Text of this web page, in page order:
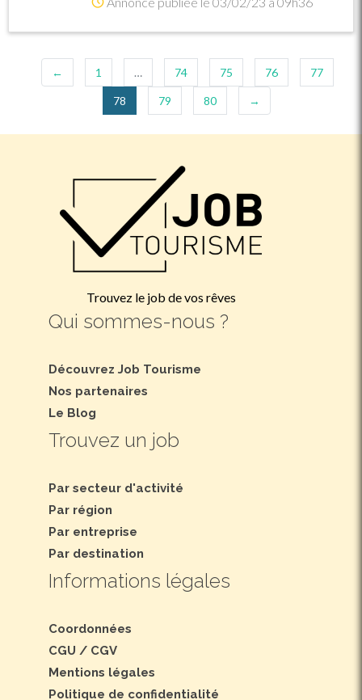
← 1 … 74 75 76 77
78 (current)
79 80 →
Trouvez le job de vos rêves
Qui sommes-nous ?
Découvrez Job Tourisme
Nos partenaires
Le Blog
Trouvez un job
Par secteur d'activité
Par région
Par entreprise
Par destination
Informations légales
Coordonnées
CGU / CGV
Mentions légales
Politique de confidentialité